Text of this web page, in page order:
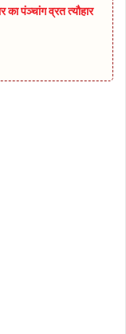
पंञ्चांग व्रत त्यौहार